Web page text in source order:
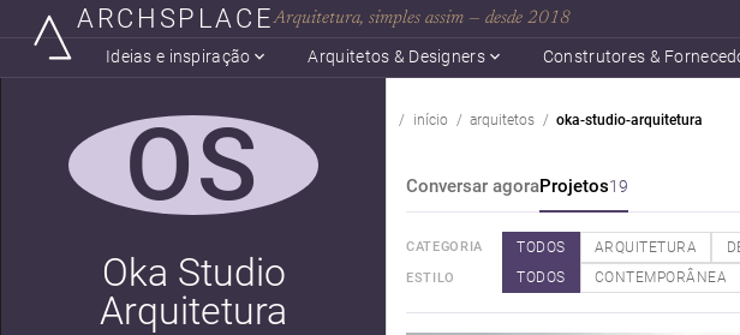
ARCHSPLACEArquitetura, simples assim — desde 2018
Ideias e inspiração Arquitetos & Designers Construtores &
OS
Oka Studio
Arquitetura
início arquitetos oka-studio-arquitetura
Conversar agoraProjetos19
CATEGORIA TODOS ARQUITETURA
ESTILO TODOS CONTEMPORÂNEA